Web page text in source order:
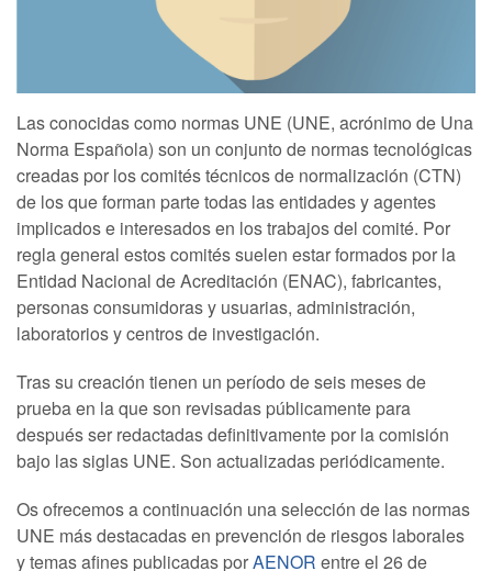
Las conocidas como normas UNE (UNE, acrónimo de Una
Norma Española) son un conjunto de normas tecnológicas
creadas por los comités técnicos de normalización (CTN)
de los que forman parte todas las entidades y agentes
implicados e interesados en los trabajos del comité. Por
regla general estos comités suelen estar formados por la
Entidad Nacional de Acreditación (ENAC), fabricantes,
personas consumidoras y usuarias, administración,
laboratorios y centros de investigación.
Tras su creación tienen un período de seis meses de
prueba en la que son revisadas públicamente para
después ser redactadas definitivamente por la comisión
bajo las siglas UNE. Son actualizadas periódicamente.
Os ofrecemos a continuación una selección de las normas
UNE más destacadas en prevención de riesgos laborales
y temas afines publicadas porAENOR entre el 26 de